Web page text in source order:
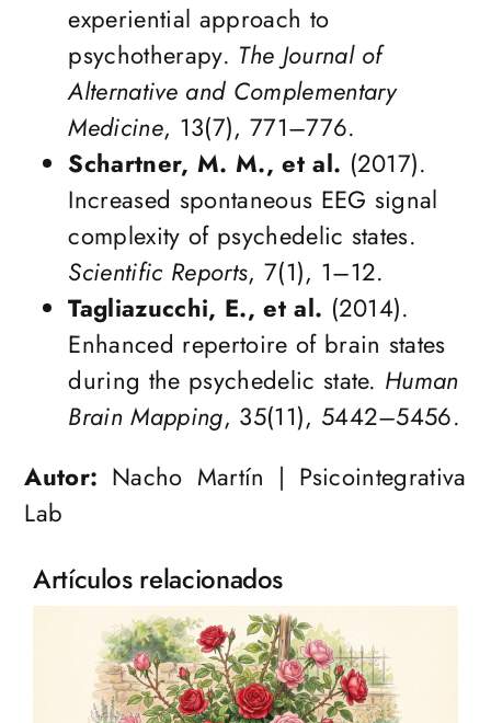
experiential approach to
psychotherapy. The Journal of
Alternative and Complementary
Medicine, 13(7), 771–776.
Schartner, M. M., et al. (2017).
Increased spontaneous EEG signal
complexity of psychedelic states.
Scientific Reports, 7(1), 1–12.
Tagliazucchi, E., et al. (2014).
Enhanced repertoire of brain states
during the psychedelic state. Human
Brain Mapping, 35(11), 5442–5456.
Autor: Nacho Martín | Psicointegrativa
Lab
Artículos relacionados